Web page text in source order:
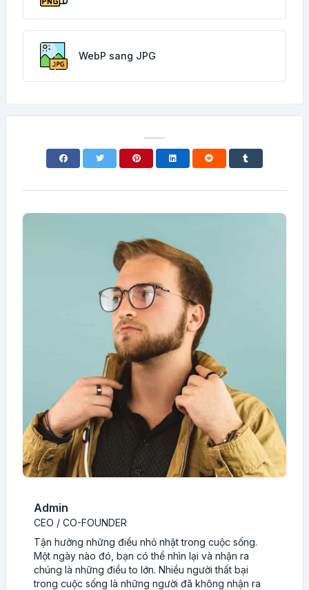
WebP sang JPG
Admin
CEO / CO-FOUNDER
Tận hưởng những điều nhỏ nhặt trong cuộc sống.
Một ngày nào đó, bạn có thể nhìn lại và nhận ra
chúng là những điều to lớn. Nhiều người thất bại
trong cuộc sống là những người đã không nhận ra